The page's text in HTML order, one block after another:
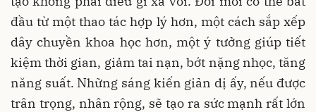
đầu từ một thao tác hợp lý hơn, một cách sắp xếp
dây chuyền khoa học hơn, một ý tưởng giúp tiết
kiệm thời gian, giảm tai nạn, bớt nặng nhọc, tăng
năng suất. Những sáng kiến giản dị ấy, nếu được
trân trọng, nhân rộng, sẽ tạo ra sức mạnh rất lớn